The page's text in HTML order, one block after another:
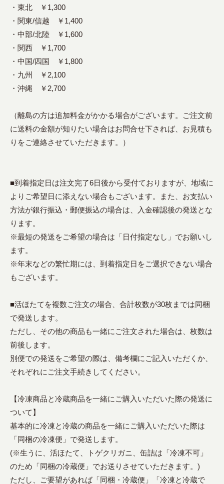
・東北 ￥1,300
・関東/信越 ￥1,400
・中部/北陸 ￥1,600
・関西 ￥1,700
・中国/四国 ￥1,800
・九州 ￥2,100
・沖縄 ￥2,700
（離島の方は追加料金がかかる場合がございます。ご注文前
に送料の金額が知りたい場合はお問合せ下されば、お見積も
りをご連絡させていただきます。）
■到着指定日は注文完了6日後から受付ておりますが、地域に
よりご希望日に添えない場合もございます。また、お支払い
方法が銀行振込・郵便振込の場合は、入金確認後の発送とな
ります。
※最短の発送をご希望の場合は「日付指定なし」でお願いし
ます。
※年末などの繁忙期には、到着指定日をご選択できない場合
もございます。
■活ほたてを複数ご注文の場合、合計枚数が30枚までは同梱
で発送します。
ただし、その他の商品も一緒にご注文された場合は、枚数は
前後します。
別便での発送をご希望の際は、備考欄にご記入いただくか、
それぞれにご注文手続きしてください。
【冷凍商品と冷蔵商品を一緒にご購入いただいた際の発送に
ついて】
基本的に冷凍と冷蔵の商品を一緒にご購入いただいた際は
「同梱の冷凍便」で発送します。
(※生うに、活ほたて、トゲクリガニ、缶詰は「冷凍不可」
のため「同梱の冷蔵便」でお送りさせていただきます。)
ただし、ご要望があれば「同梱・冷蔵便」「冷凍と冷蔵で